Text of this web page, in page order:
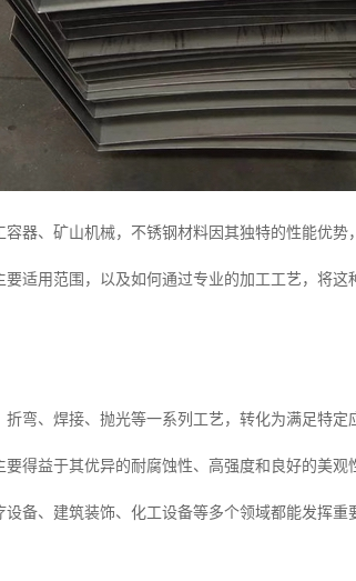
器、矿山机械，不锈钢材料因其独特的性能优势
适用范围，以及如何通过专业的加工工艺，将
弯、焊接、抛光等一系列工艺，转化为满足特
得益于其优异的耐腐蚀性、高强度和良好的美观
备、建筑装饰、化工设备等多个领域都能发挥重